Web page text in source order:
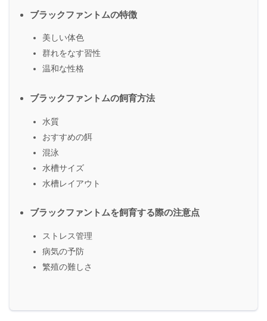
ブラックファントムの特徴
美しい体色
群れをなす習性
温和な性格
ブラックファントムの飼育方法
水質
おすすめの餌
混泳
水槽サイズ
水槽レイアウト
ブラックファントムを飼育する際の注意点
ストレス管理
病気の予防
繁殖の難しさ